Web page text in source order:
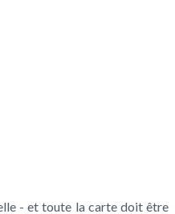
- et toute la carte doit être